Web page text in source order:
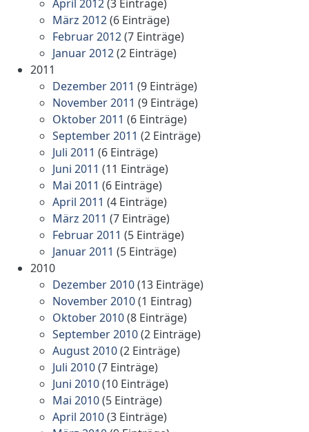
April 2012(3 Einträge)
März 2012(6 Einträge)
Februar 2012(7 Einträge)
Januar 2012(2 Einträge)
2011
Dezember 2011 (9 Einträge)
November 2011 (9 Einträge)
Oktober 2011 (6 Einträge)
September 2011 (2 Einträge)
Juli 2011 (6 Einträge)
Juni 2011 (11 Einträge)
Mai 2011 (6 Einträge)
April 2011 (4 Einträge)
März 2011 (7 Einträge)
Februar 2011 (5 Einträge)
Januar 2011 (5 Einträge)
2010
Dezember 2010(13 Einträge)
November 2010(1 Eintrag)
Oktober 2010(8 Einträge)
September 2010(2 Einträge)
August 2010(2 Einträge)
Juli 2010(7 Einträge)
Juni 2010(10 Einträge)
Mai 2010(5 Einträge)
April 2010(3 Einträge)